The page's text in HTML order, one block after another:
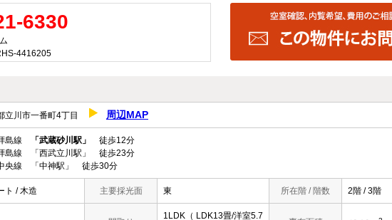
6330
4416205
立川市一番町4丁目 周辺MAP
島線 「武蔵砂川駅」
徒歩12分
島線 「西武立川駅」 徒歩23分
央線 「中神駅」 徒歩30分
ト / 木造 主要採光面 東 所在階 / 階数 2階 / 3階
1LDK（ LDK13畳/洋室5.7